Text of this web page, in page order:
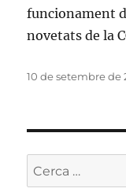
funcionament
novetats de la
Publicat
10 de setembre de
Cerca: